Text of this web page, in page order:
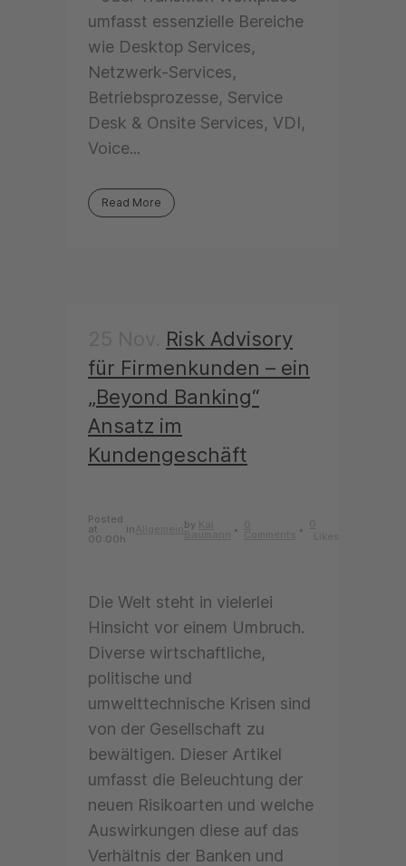
umfasst essenzielle Bereiche
wie Desktop Services,
Netzwerk-Services,
Betriebsprozesse, Service
Desk & Onsite Services, VDI,
Voice...
Read More
Risk Advisory
für Firmenkunden – ein
„Beyond Banking“
Ansatz im
Kundengeschäft
Posted
at
00:00h
in by
Baumann
Die Welt steht in vielerlei
Hinsicht vor einem Umbruch.
Diverse wirtschaftliche,
politische und
umwelttechnische Krisen sind
von der Gesellschaft zu
bewältigen. Dieser Artikel
umfasst die Beleuchtung der
neuen Risikoarten und welche
Auswirkungen diese auf das
Verhältnis der Banken und